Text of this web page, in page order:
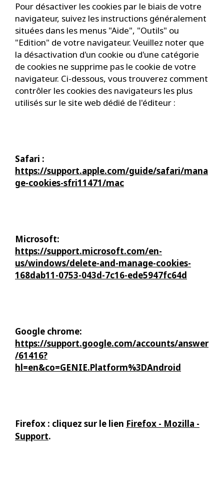
Pour désactiver les cookies par le biais de votre
navigateur, suivez les instructions généralement
situées dans les menus "Aide", "Outils" ou
"Edition" de votre navigateur. Veuillez noter que
la désactivation d'un cookie ou d'une catégorie
de cookies ne supprime pas le cookie de votre
navigateur. Ci-dessous, vous trouverez comment
contrôler les cookies des navigateurs les plus
utilisés sur le site web dédié de l'éditeur :
Safari :
https://support.apple.com/guide/safari/mana
ge-cookies-sfri11471/mac
Microsoft:
https://support.microsoft.com/en-
us/windows/delete-and-manage-cookies-
168dab11-0753-043d-7c16-ede5947fc64d
Google chrome:
https://support.google.com/accounts/answer
/61416?
hl=en&co=GENIE.Platform%3DAndroid
Firefox : cliquez sur le lien Firefox - Mozilla -
Support.